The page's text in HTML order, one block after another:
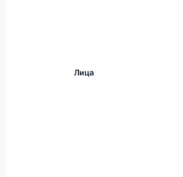
Заседание комиссии
Заседание комиссии
и среднее
Лица